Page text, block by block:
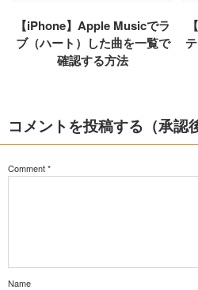
【iPhone】Apple Musicでラ
ブ（ハート）した曲を一覧で
確認する方法
コメントを投稿する（承認
Comment*
Name